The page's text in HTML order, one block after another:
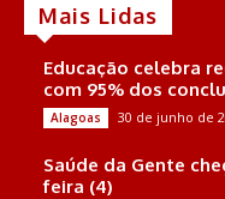
Mais Lidas
Educação celebra
com 95% dos
Alagoas 30 de junho de
Saúde da Gente
feira (4)